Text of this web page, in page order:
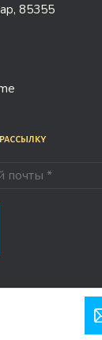
85355
© 2026